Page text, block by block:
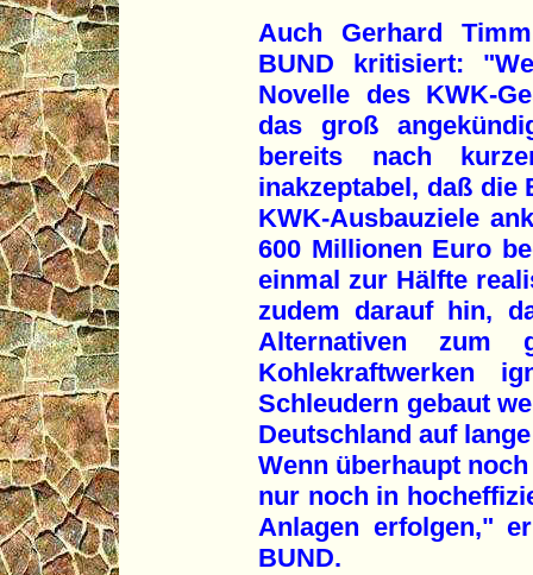
Auch Gerhard
BUND kritisiert:
Novelle des KWK-
das groß
bereits nach
inakzeptabel, daß
KWK-Ausbauziele
600 Millionen Euro
einmal zur Hälfte
zudem darauf hin,
Alternativen zum
Kohlekraftwerken
Schleudern gebaut
Deutschland auf
Wenn überhaupt
nur noch in
Anlagen erfolgen,"
BUND.